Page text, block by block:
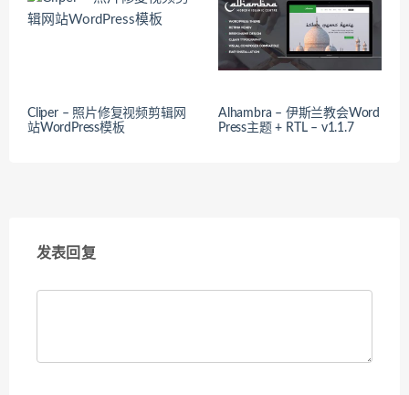
Cliper – 照片修复视频剪辑网
站WordPress模板
Alhambra – 伊斯兰教会Word
Press主题 + RTL – v1.1.7
发表回复